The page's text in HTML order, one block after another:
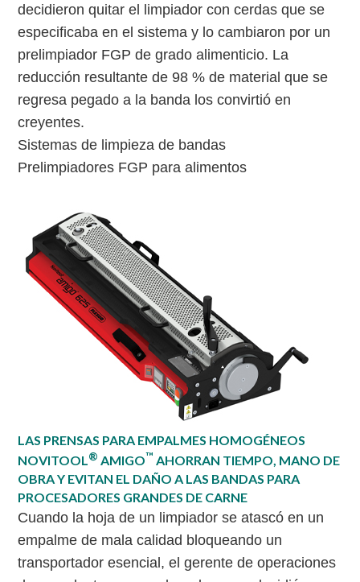
decidieron quitar el limpiador con cerdas que se
especificaba en el sistema y lo cambiaron por un
prelimpiador FGP de grado alimenticio. La
reducción resultante de 98 % de material que se
regresa pegado a la banda los convirtió en
creyentes.
Sistemas de limpieza de bandas
Prelimpiadores FGP para alimentos
LAS PRENSAS PARA EMPALMES HOMOGÉNEOS
NOVITOOL® AMIGO™ AHORRAN TIEMPO, MANO DE
OBRA Y EVITAN EL DAÑO A LAS BANDAS PARA
PROCESADORES GRANDES DE CARNE
Cuando la hoja de un limpiador se atascó en un
empalme de mala calidad bloqueando un
transportador esencial, el gerente de operaciones